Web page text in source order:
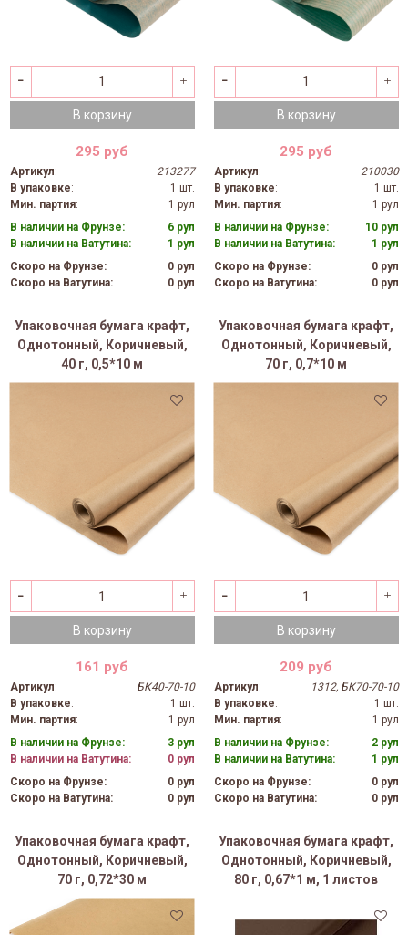
В корзину
295 руб
Артикул:
213277
В упаковке:
1 шт.
Мин. партия:
1 рул
В наличии на Фрунзе:
6 рул
В наличии на Ватутина:
1 рул
Скоро на Фрунзе:
0 рул
Скоро на Ватутина:
0 рул
В корзину
295 руб
Артикул:
210030
В упаковке:
1 шт.
Мин. партия:
1 рул
В наличии на Фрунзе:
10 рул
В наличии на Ватутина:
1 рул
Скоро на Фрунзе:
0 рул
Скоро на Ватутина:
0 рул
Упаковочная бумага крафт,
Однотонный, Коричневый,
40 г, 0,5*10 м
В корзину
161 руб
Артикул:
БК40-70-10
В упаковке:
1 шт.
Мин. партия:
1 рул
В наличии на Фрунзе:
3 рул
В наличии на Ватутина:
0 рул
Скоро на Фрунзе:
0 рул
Скоро на Ватутина:
0 рул
Упаковочная бумага крафт,
Однотонный, Коричневый,
70 г, 0,7*10 м
В корзину
209 руб
Артикул:
1312, БК70-70-10
В упаковке:
1 шт.
Мин. партия:
1 рул
В наличии на Фрунзе:
2 рул
В наличии на Ватутина:
1 рул
Скоро на Фрунзе:
0 рул
Скоро на Ватутина:
0 рул
Упаковочная бумага крафт,
Однотонный, Коричневый,
70 г, 0,72*30 м
Упаковочная бумага крафт,
Однотонный, Коричневый,
80 г, 0,67*1 м, 1 листов